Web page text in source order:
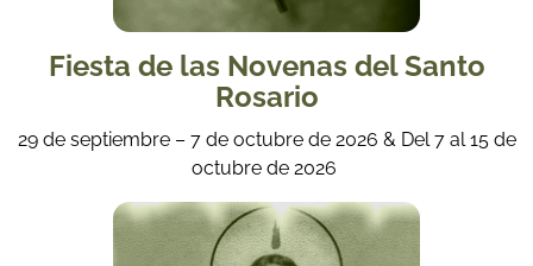
Fiesta de las Novenas del Santo
Rosario
29 de septiembre – 7 de octubre de 2026 & Del 7 al 15 de
octubre de 2026